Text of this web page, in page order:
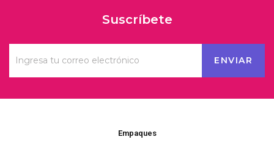
Suscríbete
Empaques